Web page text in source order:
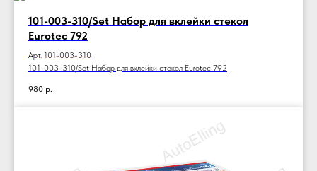
101-003-310/Set Набор для вклейки стекол
Eurotec 792
Арт. 101-003-310
101-003-310/Set Набор для вклейки стекол Eurotec 792
980 р.